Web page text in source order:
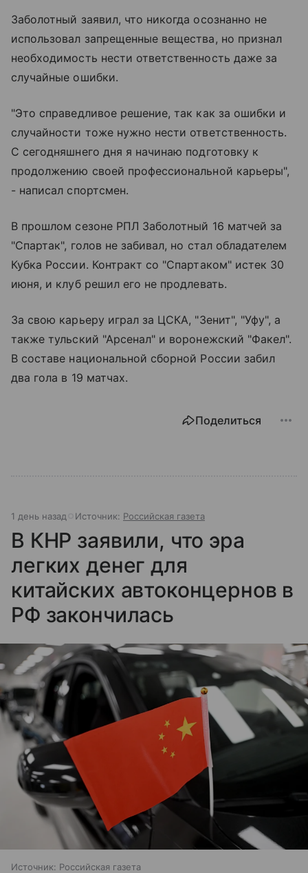
Заболотный заявил, что никогда осознанно не
использовал запрещенные вещества, но признал
необходимость нести ответственность даже за
случайные ошибки.
"Это справедливое решение, так как за ошибки и
случайности тоже нужно нести ответственность.
С сегодняшнего дня я начинаю подготовку к
продолжению своей профессиональной карьеры",
- написал спортсмен.
В прошлом сезоне РПЛ Заболотный 16 матчей за
"Спартак", голов не забивал, но стал обладателем
Кубка России. Контракт со "Спартаком" истек 30
июня, и клуб решил его не продлевать.
За свою карьеру играл за ЦСКА, "Зенит", "Уфу", а
также тульский "Арсенал" и воронежский "Факел".
В составе национальной сборной России забил
два гола в 19 матчах.
Поделиться
1 день назад Источник: Российская газета
В КНР заявили, что эра
легких денег для
китайских автоконцернов в
РФ закончилась
Источник: Российская газета